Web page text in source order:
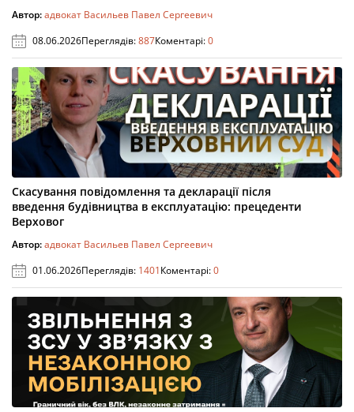
Автор:адвокат Васильев Павел Сергеевич
08.06.2026Переглядів:887Коментарі:0
Скасування повідомлення та декларації після
введення будівництва в експлуатацію: прецеденти
Верховог
Автор:адвокат Васильев Павел Сергеевич
01.06.2026Переглядів: 1401Коментарі:0